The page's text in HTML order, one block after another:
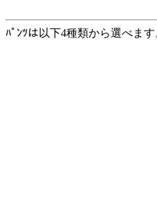
ﾊﾟﾝﾂは以下4種類から選べます